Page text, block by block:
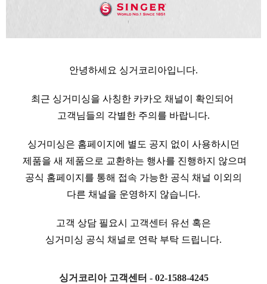
안녕하세요 싱거코리아입니다.
최근 싱거미싱을 사칭한 카카오 채널이 확인되어
고객님들의 각별한 주의를 바랍니다.
싱거미싱은 홈페이지에 별도 공지 없이 사용하시던
제품을 새 제품으로 교환하는 행사를 진행하지 않으며
공식 홈페이지를 통해 접속 가능한 공식 채널 이외의
다른 채널을 운영하지 않습니다.
고객 상담 필요시 고객센터 유선 혹은
싱거미싱 공식 채널로 연락 부탁 드립니다.
싱거코리아 고객센터 - 02-1588-4245